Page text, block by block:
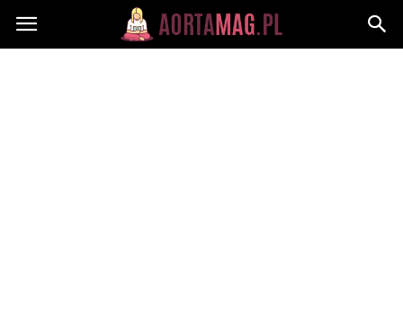
Aortamag.pl